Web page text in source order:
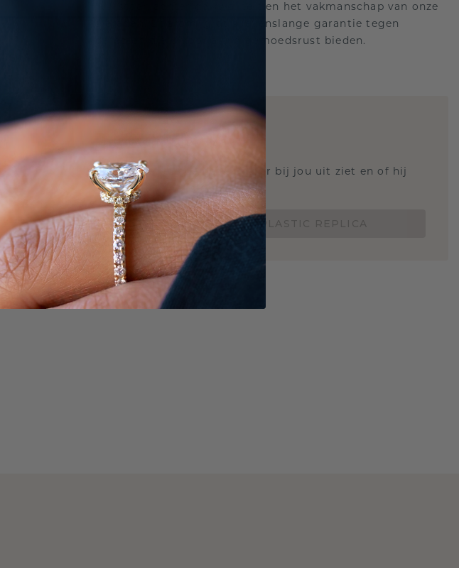
Wij staan achter de kwaliteit en het vakmanschap van onze
sieraden. Daarom: gratis levenslange garantie tegen
defecten die u voor altijd gemoedsrust bieden.
3D PLASTIC REPLICA
Wil jij weten hoe deze ring er bij jou uit ziet en of hij
past? Nu vanaf slechts €15,-
BESTEL EEN 3D PLASTIC REPLICA